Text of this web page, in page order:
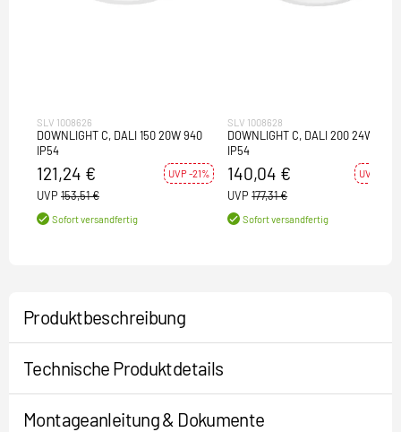
SLV 1008626
DOWNLIGHT C, DALI 150 20W 940
IP54
121,24 € UVP -21%
UVP 153,51 €
Sofort versandfertig
SLV 1008628
DOWNLIGHT C, DALI 200 24W 940
IP54
140,04 € UVP -21%
UVP 177,31 €
Sofort versandfertig
Produktbeschreibung
Technische Produktdetails
Montageanleitung & Dokumente